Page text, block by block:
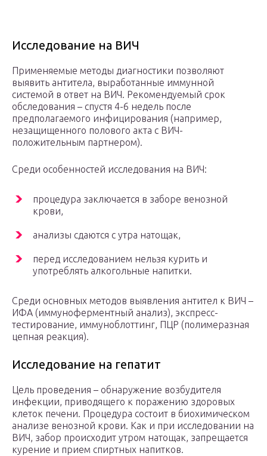
Исследование на ВИЧ
Применяемые методы диагностики позволяют
выявить антитела, выработанные иммунной
системой в ответ на ВИЧ. Рекомендуемый срок
обследования – спустя 4-6 недель после
предполагаемого инфицирования (например,
незащищенного полового акта с ВИЧ-
положительным партнером).
Среди особенностей исследования на ВИЧ:
процедура заключается в заборе венозной
крови,
анализы сдаются с утра натощак,
перед исследованием нельзя курить и
употреблять алкогольные напитки.
Среди основных методов выявления антител к ВИЧ –
ИФА (иммуноферментный анализ), экспресс-
тестирование, иммуноблоттинг, ПЦР (полимеразная
цепная реакция).
Исследование на гепатит
Цель проведения – обнаружение возбудителя
инфекции, приводящего к поражению здоровых
клеток печени. Процедура состоит в биохимическом
анализе венозной крови. Как и при исследовании на
ВИЧ, забор происходит утром натощак, запрещается
курение и прием спиртных напитков.